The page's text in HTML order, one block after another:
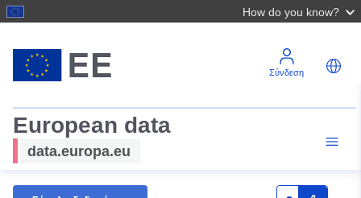
How do you know?
Σύνδεση
European data
data.europa.eu